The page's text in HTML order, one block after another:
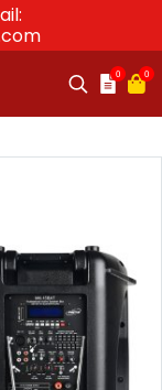
0 0
มค์พกพา Portable